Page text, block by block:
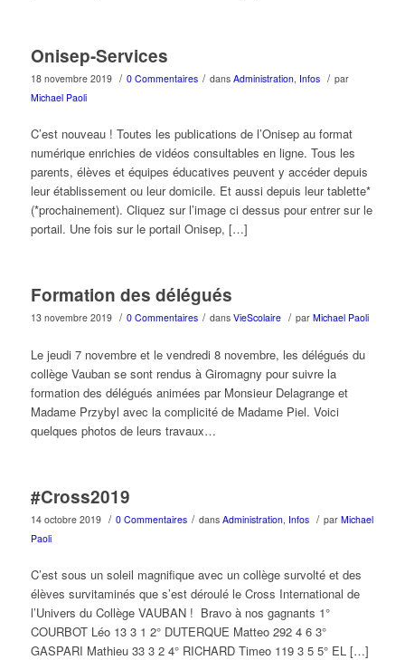
Onisep-Services
18 novembre 2019 / 0 Commentaires / dans Administration, Infos / par
Michael Paoli
C’est nouveau ! Toutes les publications de l’Onisep au format
numérique enrichies de vidéos consultables en ligne. Tous les
parents, élèves et équipes éducatives peuvent y accéder depuis
leur établissement ou leur domicile. Et aussi depuis leur tablette*
(*prochainement). Cliquez sur l’image ci dessus pour entrer sur le
portail. Une fois sur le portail Onisep, […]
Formation des délégués
13 novembre 2019 / 0 Commentaires / dans VieScolaire / par Michael Paoli
Le jeudi 7 novembre et le vendredi 8 novembre, les délégués du
collège Vauban se sont rendus à Giromagny pour suivre la
formation des délégués animées par Monsieur Delagrange et
Madame Przybyl avec la complicité de Madame Piel. Voici
quelques photos de leurs travaux…
#Cross2019
14 octobre 2019 / 0 Commentaires / dans Administration, Infos / par Michael
Paoli
C’est sous un soleil magnifique avec un collège survolté et des
élèves survitaminés que s’est déroulé le Cross International de
l’Univers du Collège VAUBAN ! Bravo à nos gagnants 1°
COURBOT Léo 13 3 1 2° DUTERQUE Matteo 292 4 6 3°
GASPARI Mathieu 33 3 2 4° RICHARD Timeo 119 3 5 5° EL […]